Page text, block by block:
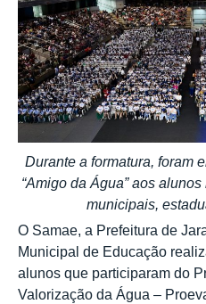
Durante a formatura, foram
“Amigo da Água” aos
municipais,
O Samae, a Prefeitura de
Municipal de Educação
alunos que participaram do
Valorização da Água –